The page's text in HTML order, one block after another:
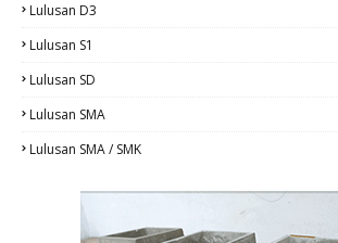
Lulusan D3
Lulusan S1
Lulusan SD
Lulusan SMA
Lulusan SMA / SMK